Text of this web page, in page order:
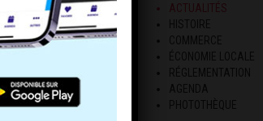
ACTUALITÉS
HISTOIRE
COMMERCE
ÉCONOMIE LOCALE
RÉGLEMENTATION
AGENDA
PHOTOTHÈQUE